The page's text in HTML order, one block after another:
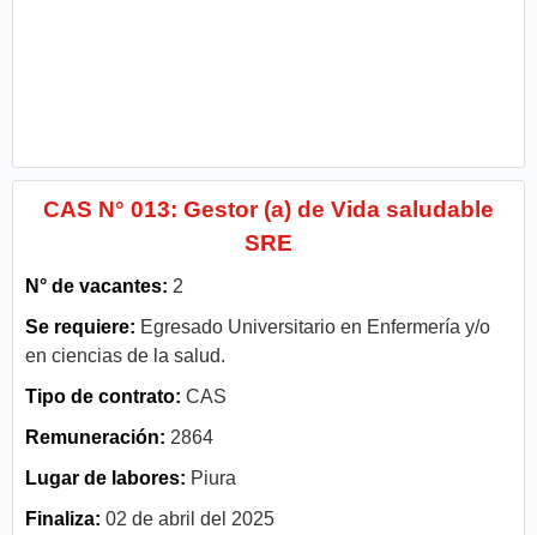
CAS N° 013: Gestor (a) de Vida saludable
SRE
N° de vacantes: 2
Se requiere: Egresado Universitario en Enfermería y/o
en ciencias de la salud.
Tipo de contrato: CAS
Remuneración: 2864
Lugar de labores: Piura
Finaliza: 02 de abril del 2025